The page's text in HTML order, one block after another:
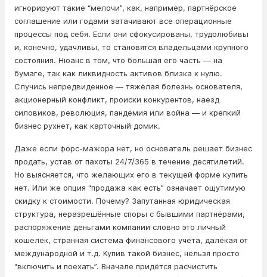
игнорируют такие “мелочи”, как, например, партнёрское
соглашение или годами затачивают все операционные
процессы под себя. Если они сфокусированы, трудолюбивы
и, конечно, удачливы, то становятся владельцами крупного
состояния. Нюанс в том, что большая его часть — на
бумаге, так как ликвидность активов близка к нулю.
Случись непредвиденное — тяжёлая болезнь основателя,
акционерный конфликт, происки конкурентов, наезд
силовиков, революция, пандемия или война — и крепкий
бизнес рухнет, как карточный домик.
Даже если форс-мажора нет, но основатель решает бизнес
продать, устав от пахоты 24/7/365 в течение десятилетий.
Но выясняется, что желающих его в текущей форме купить
нет. Или же опция “продажа как есть” означает ощутимую
скидку к стоимости. Почему? Запутанная юридическая
структура, неразрешённые споры с бывшими партнёрами,
распоряжение деньгами компании словно это личный
кошелёк, странная система финансового учёта, далёкая от
международной и т.д. Купив такой бизнес, нельзя просто
“включить и поехать”. Вначале придётся расчистить